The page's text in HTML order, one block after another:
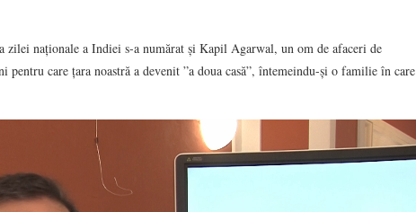
zilei naționale a Indiei s-a numărat și Kapil Agarwal, un om de afaceri de
care țara noastră a devenit ”a doua casă”, întemeindu-și o familie în care